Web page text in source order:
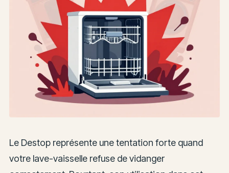
Le Destop représente une tentation forte quand
votre lave-vaisselle refuse de vidanger